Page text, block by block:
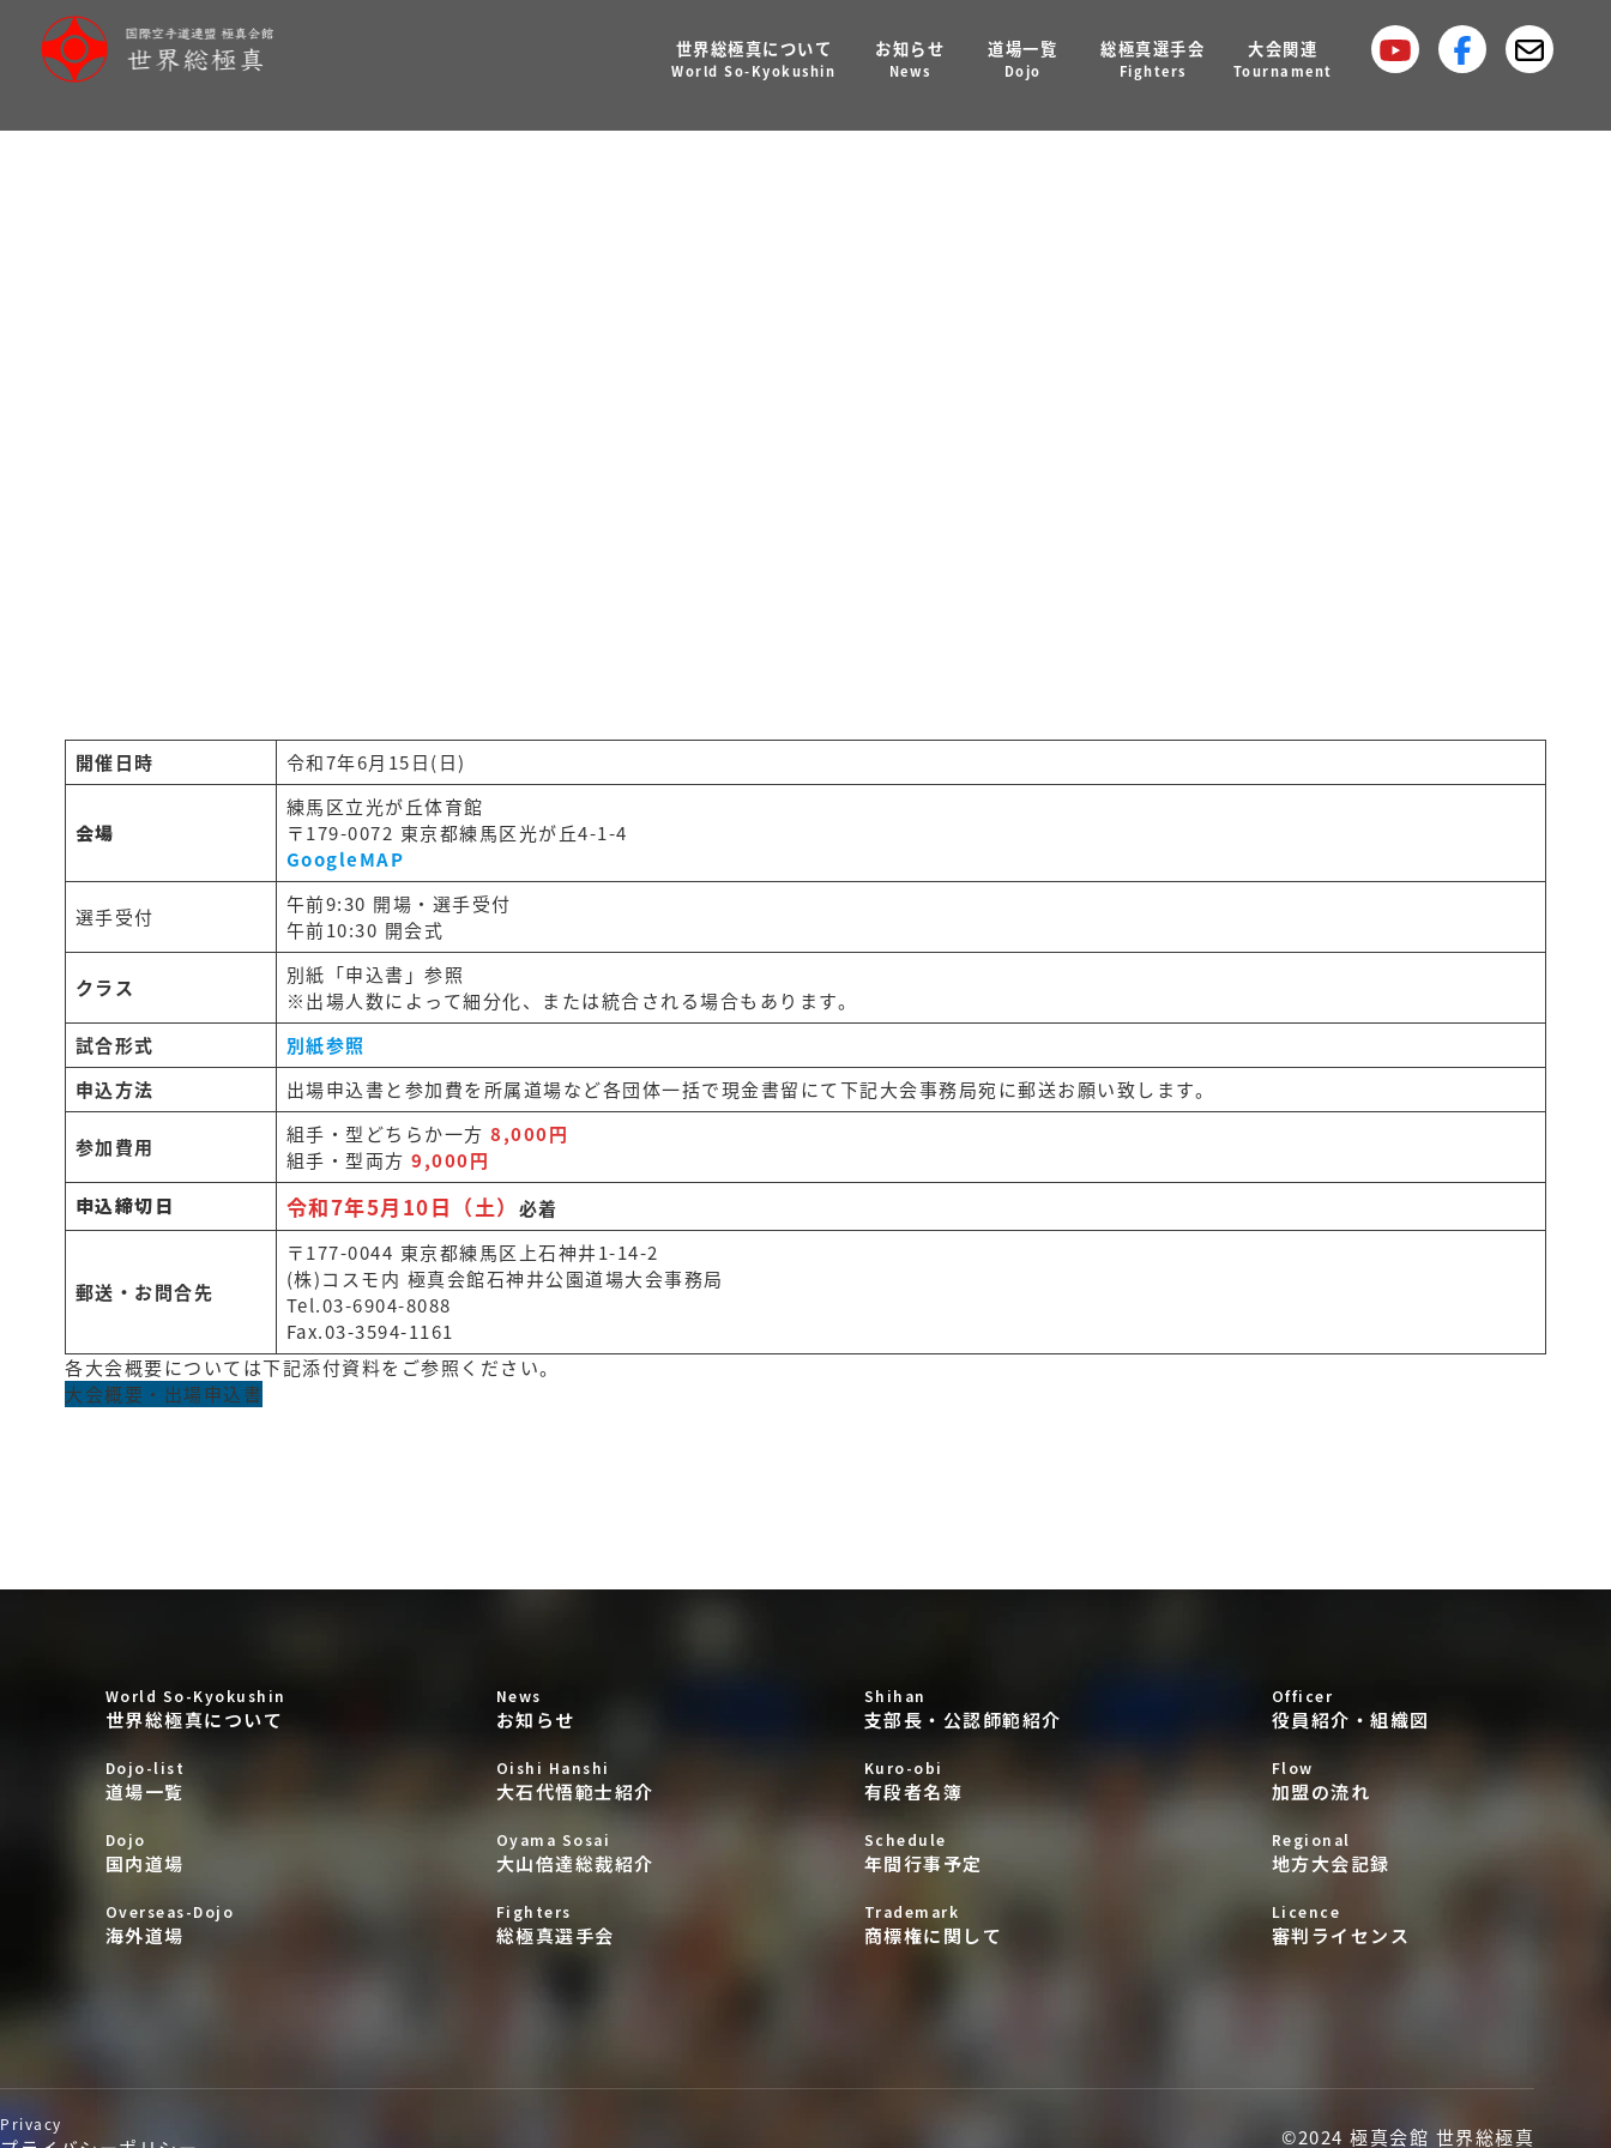
世界総極真について お知らせ 道場一覧 総極真選手会 大会関連
開催日時 令和7年6月15日(日)
会場
練馬区立光が丘体育館
〒179-0072 東京都練馬区光が丘4-1-4
GoogleMAP
選手受付
午前9:30 開場・選手受付
午前10:30 開会式
クラス
別紙「申込書」参照
※出場人数によって細分化、または統合される場合もあります。
試合形式
別紙参照
申込方法
出場申込書と参加費を所属道場など各団体一括で現金書留にて下記大会事務局宛に郵送お願い致します。
参加費用
組手・型どちらか一方 8,000円
組手・型両方 9,000円
申込締切日
令和7年5月10日（土） 必着
郵送・お問合先
〒177-0044 東京都練馬区上石神井1-14-2
(株)コスモ内 極真会館石神井公園道場大会事務局
Tel.03-6904-8088
Fax.03-3594-1161
各大会概要については下記添付資料をご参照ください。
大会概要・出場申込書
World So-Kyokushin
世界総極真について
Dojo-list
道場一覧
Dojo
国内道場
Overseas-Dojo
海外道場
News
お知らせ
Oishi Hanshi
大石代悟範士紹介
Oyama Sosai
大山倍達総裁紹介
Fighters
総極真選手会
Shihan
支部長・公認師範紹介
Kuro-obi
有段者名簿
Schedule
年間行事予定
Trademark
商標権に関して
Officer
役員紹介・組織図
Flow
加盟の流れ
Regional
地方大会記録
Licence
審判ライセンス
Privacy
©2024 極真会館 世界総極真